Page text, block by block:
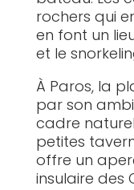
rochers qui
en font un
et le
À Paros, la
par son
cadre
petites
offre un
insulaire des